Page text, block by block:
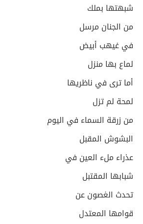
شبهتها بملك
من الجنان مرسل
في غيهب أبيض
لماع بها منزل
أما ترى في ناظريها
لمحة لم تزل
من زرقة السماء في اليوم
البشوش المقبل
عذراء ملء العين في
شبابها المقتبل
تحدث الغصون عن
قوامها المعتدل